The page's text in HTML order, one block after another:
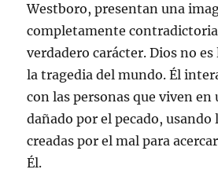
Westboro, presentan una
completamente contradictoria
verdadero carácter. Dios no es
la tragedia del mundo. Él
con las personas que viven en
dañado por el pecado, usando
creadas por el mal para
Él.